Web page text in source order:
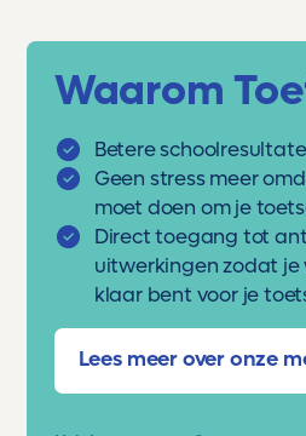
Waarom
Betere
Geen stress meer
moet doen om je
Direct toegang tot
uitwerkingen zodat
klaar bent voor je
Lees meer over onze